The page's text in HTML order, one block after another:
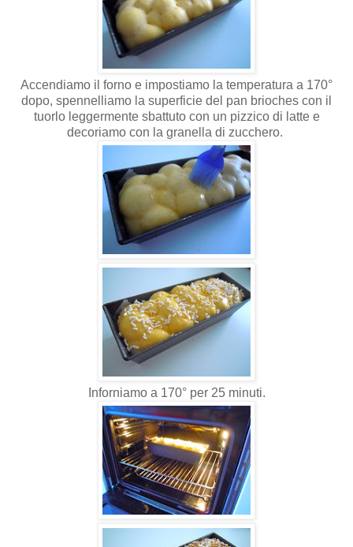
Accendiamo il forno e impostiamo la temperatura a 170°
dopo, spennelliamo la superficie del pan brioches con il
tuorlo leggermente sbattuto con un pizzico di latte e
decoriamo con la granella di zucchero.
Inforniamo a 170° per 25 minuti.